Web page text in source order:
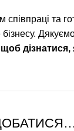
та
щоб